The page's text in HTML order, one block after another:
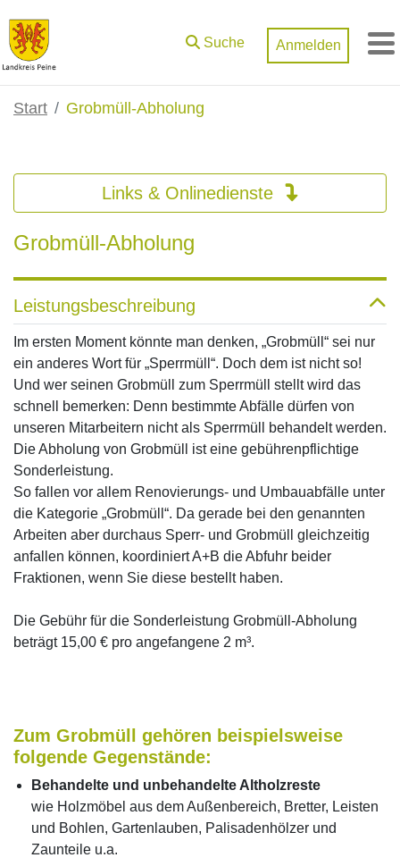
Zum Hauptinhalt springen
Suche Anmelden
Start Grobmüll-Abholung
Links & Onlinedienste
Grobmüll-Abholung
Leistungsbeschreibung
Im ersten Moment könnte man denken, „Grobmüll“ sei nur
ein anderes Wort für „Sperrmüll“. Doch dem ist nicht so!
Und wer seinen Grobmüll zum Sperrmüll stellt wird das
schnell bemerken: Denn bestimmte Abfälle dürfen von
unseren Mitarbeitern nicht als Sperrmüll behandelt werden.
Die Abholung von Grobmüll ist eine gebührenpflichtige
Sonderleistung.
So fallen vor allem Renovierungs- und Umbauabfälle unter
die Kategorie „Grobmüll“. Da gerade bei den genannten
Arbeiten aber durchaus Sperr- und Grobmüll gleichzeitig
anfallen können, koordiniert A+B die Abfuhr beider
Fraktionen, wenn Sie diese bestellt haben.
Die Gebühr für die Sonderleistung Grobmüll-Abholung
beträgt 15,00 € pro angefangene 2 m³.
Zum Grobmüll gehören beispielsweise
folgende Gegenstände:
Behandelte und unbehandelte Altholzreste
wie Holzmöbel aus dem Außenbereich, Bretter, Leisten
und Bohlen, Gartenlauben, Palisadenhölzer und
Zaunteile u.a.